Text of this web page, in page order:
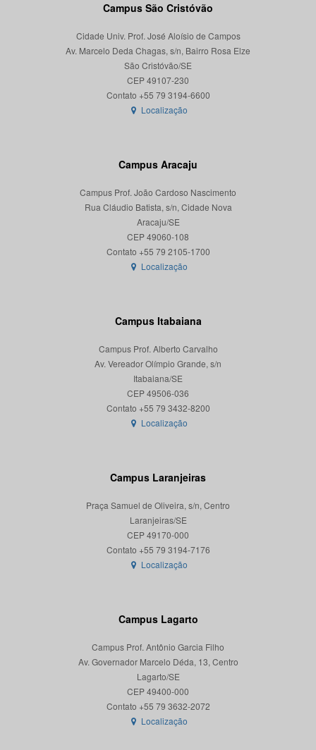
Campus São Cristóvão
Cidade Univ. Prof. José Aloísio de Campos
Av. Marcelo Deda Chagas, s/n, Bairro Rosa Elze
São Cristóvão/SE
CEP 49107-230
Localização
Campus Aracaju
Campus Prof. João Cardoso Nascimento
Rua Cláudio Batista, s/n, Cidade Nova
Aracaju/SE
CEP 49060-108
Localização
Campus Itabaiana
Campus Prof. Alberto Carvalho
Av. Vereador Olímpio Grande, s/n
Itabaiana/SE
CEP 49506-036
Localização
Campus Laranjeiras
Praça Samuel de Oliveira, s/n, Centro
Laranjeiras/SE
CEP 49170-000
Localização
Campus Lagarto
Campus Prof. Antônio Garcia Filho
Av. Governador Marcelo Déda, 13, Centro
Lagarto/SE
CEP 49400-000
Localização